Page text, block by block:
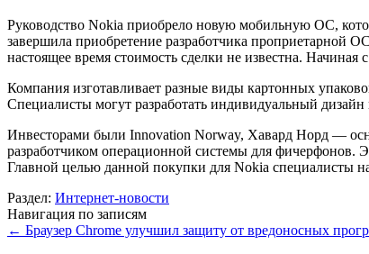
Руководство Nokia приобрело новую мобильную ОС,
завершила приобретение разработчика проприетарной
настоящее время стоимость сделки не известна.
Компания изготавливает разные виды картонных
Специалисты могут разработать индивидуальный
Инвесторами были Innovation Norway, Хавард Норд —
разработчиком операционной системы для
Главной целью данной покупки для Nokia специалисты
Раздел: Интернет-новости
Навигация по записям
← Браузер Chrome улучшил защиту от вредоносных